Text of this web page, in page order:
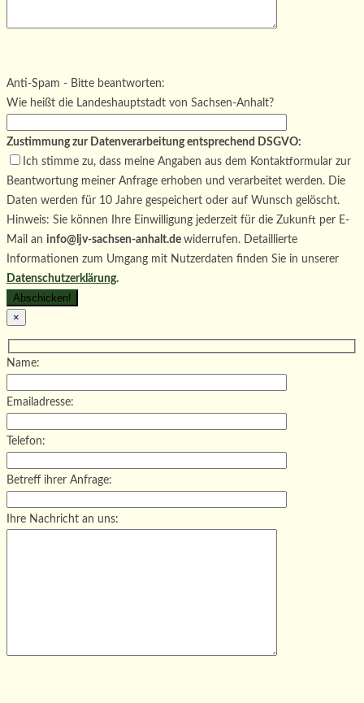
Bitte lasse dieses Feld leer.
Anti-Spam - Bitte beantworten:
Wie heißt die Landeshauptstadt von Sachsen-Anhalt?
Zustimmung zur Datenverarbeitung entsprechend DSGVO:
Ich stimme zu, dass meine Angaben aus dem Kontaktformular zur
Beantwortung meiner Anfrage erhoben und verarbeitet werden. Die
Daten werden für 10 Jahre gespeichert oder auf Wunsch gelöscht.
Hinweis: Sie können Ihre Einwilligung jederzeit für die Zukunft per E-
Mail an info@ljv-sachsen-anhalt.de widerrufen. Detaillierte
Informationen zum Umgang mit Nutzerdaten finden Sie in unserer
Datenschutzerklärung.
×
Name:
Emailadresse:
Telefon:
Betreff ihrer Anfrage:
Ihre Nachricht an uns: